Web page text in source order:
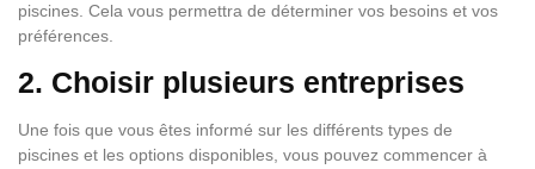
piscines. Cela vous permettra de déterminer vos besoins et vos
préférences.
2. Choisir plusieurs entreprises
Une fois que vous êtes informé sur les différents types de
piscines et les options disponibles, vous pouvez commencer à